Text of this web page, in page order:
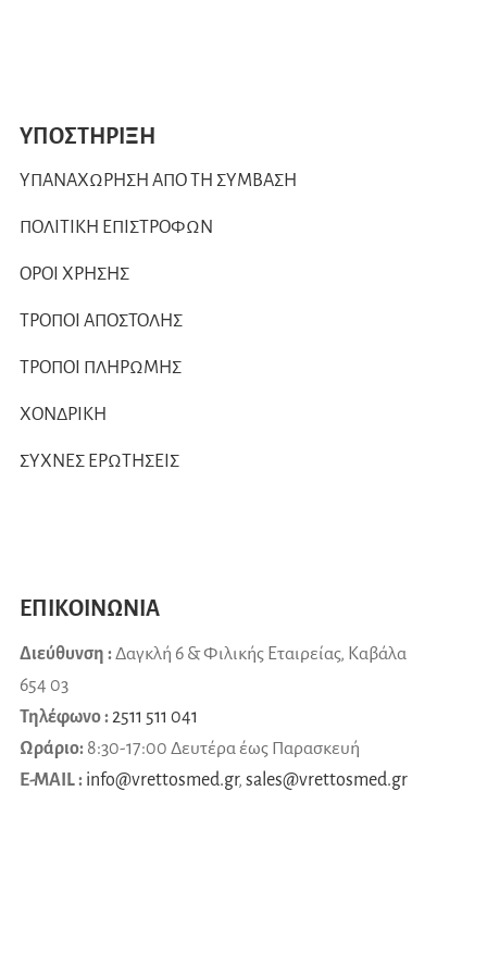
ΥΠΟΣΤΗΡΙΞΗ
ΥΠΑΝΑΧΩΡΗΣΗ ΑΠΟ ΤΗ ΣΥΜΒΑΣΗ
ΠΟΛΙΤΙΚΗ ΕΠΙΣΤΡΟΦΩΝ
ΟΡΟΙ ΧΡΗΣΗΣ
ΤΡΟΠΟΙ ΑΠΟΣΤΟΛΗΣ
ΤΡΟΠΟΙ ΠΛΗΡΩΜΗΣ
ΧΟΝΔΡΙΚΗ
ΣΥΧΝΕΣ ΕΡΩΤΗΣΕΙΣ
ΕΠΙΚΟΙΝΩΝΙΑ
Διεύθυνση :Δαγκλή 6 & Φιλικής Εταιρείας, Καβάλα
654 03
Τηλέφωνο :2511 511 041
Ωράριο: 8:30-17:00 Δευτέρα έως Παρασκευή
E-MAIL : info@vrettosmed.gr, sales@vrettosmed.gr